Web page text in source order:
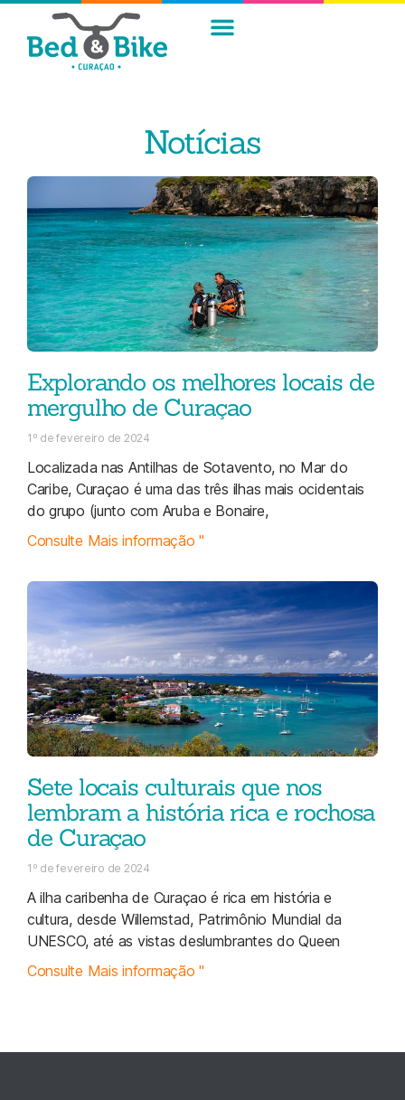
Notícias
Explorando os melhores locais de
mergulho de Curaçao
1º de fevereiro de 2024
Localizada nas Antilhas de Sotavento, no Mar do
Caribe, Curaçao é uma das três ilhas mais ocidentais
do grupo (junto com Aruba e Bonaire,
Consulte Mais informação "
Sete locais culturais que nos
lembram a história rica e rochosa
de Curaçao
1º de fevereiro de 2024
A ilha caribenha de Curaçao é rica em história e
cultura, desde Willemstad, Patrimônio Mundial da
UNESCO, até as vistas deslumbrantes do Queen
Consulte Mais informação "